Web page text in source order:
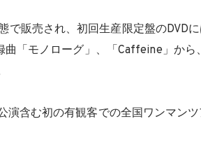
で販売され、初回生産限定盤のDVD
曲「モノローグ」、「Caffeine」から
演含む初の有観客での全国ワンマン